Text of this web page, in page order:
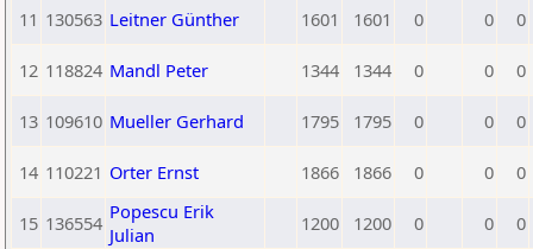
11 130563 Leitner Günther 1601 1601 0 0 0
12 118824 Mandl Peter 1344 1344 0 0 0
13 109610 Mueller Gerhard 1795 1795 0 0 0
14 110221 Orter Ernst 1866 1866 0 0 0
15 136554 Popescu Erik
Julian
1200 1200 0 0 0